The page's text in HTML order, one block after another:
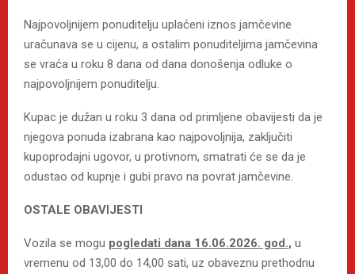
Najpovoljnijem ponuditelju uplaćeni iznos jamčevine
uračunava se u cijenu, a ostalim ponuditeljima jamčevina
se vraća u roku 8 dana od dana donošenja odluke o
najpovoljnijem ponuditelju.
Kupac je dužan u roku 3 dana od primljene obavijesti da je
njegova ponuda izabrana kao najpovoljnija, zaključiti
kupoprodajni ugovor, u protivnom, smatrati će se da je
odustao od kupnje i gubi pravo na povrat jamčevine.
OSTALE OBAVIJESTI
Vozila se mogu pogledati dana 16.06.2026. god., u
vremenu od 13,00 do 14,00 sati, uz obaveznu prethodnu